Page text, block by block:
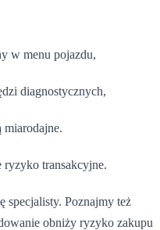
w menu pojazdu,
diagnostycznych,
miarodajne.
transakcyjne.
specjalisty. Poznajmy też
obniży ryzyko zakupu